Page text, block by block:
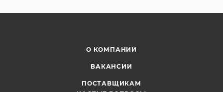
О КОМПАНИИ
ВАКАНСИИ
ПОСТАВЩИКАМ